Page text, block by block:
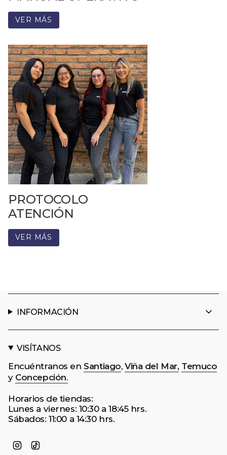
VER MÁS
PROTOCOLO
ATENCIÓN
VER MÁS
INFORMACIÓN
VISÍTANOS
Encuéntranos en Santiago, Viña del Mar, Temuco
y Concepción.
Horarios de tiendas:
Lunes a viernes: 10:30 a 18:45 hrs.
Sábados: 11:00 a 14:30 hrs.
Instagram